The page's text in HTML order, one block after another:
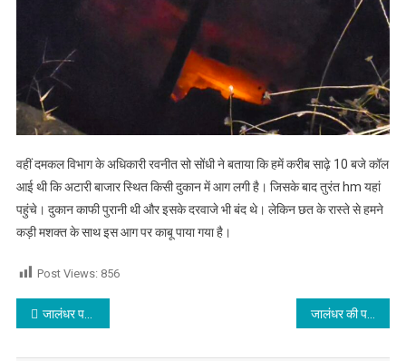
वहीं दमकल विभाग के अधिकारी रवनीत सो सोंधी ने बताया कि हमें करीब साढ़े 10 बजे कॉल
आई थी कि अटारी बाजार स्थित किसी दुकान में आग लगी है। जिसके बाद तुरंत hm यहां
पहुंचे। दुकान काफी पुरानी थी और इसके दरवाजे भी बंद थे। लेकिन छत के रास्ते से हमने
कड़ी मशक्त के साथ इस आग पर काबू पाया गया है।
Post Views: 856
Post navigation
जालंधर पठानकोट हाइवे पर बस और टिप्पर की टक्कर,पढ़े